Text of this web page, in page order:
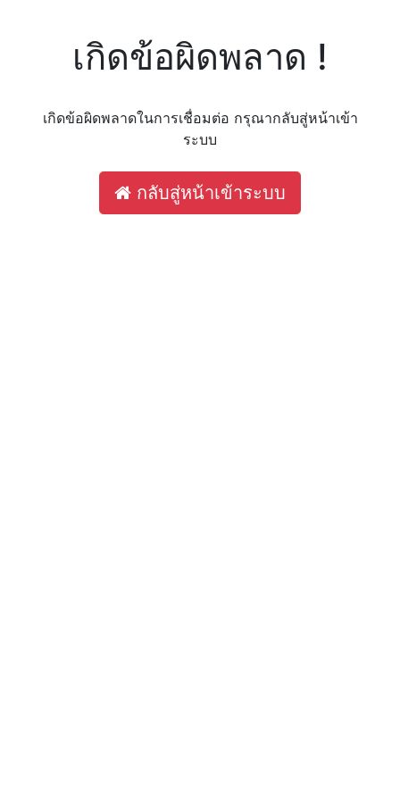
เกิดข้อผิดพลาด !
เกิดข้อผิดพลาดในการเชื่อมต่อ กรุณากลับสู่หน้าเข้า
ระบบ
กลับสู่หน้าเข้าระบบ